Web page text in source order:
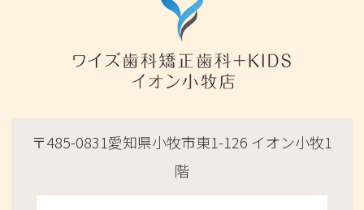
〒485-0831愛知県小牧市東1-126 イオン小牧1
階